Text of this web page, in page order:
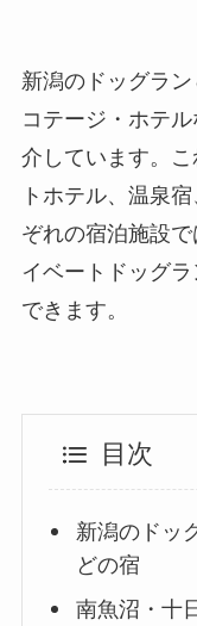
新潟のドッグラ
コテージ・ホテ
介しています。
トホテル、温泉
ぞれの宿泊施設
イベートドッグ
できます。
目次
新潟のドッ
どの宿
南魚沼・十